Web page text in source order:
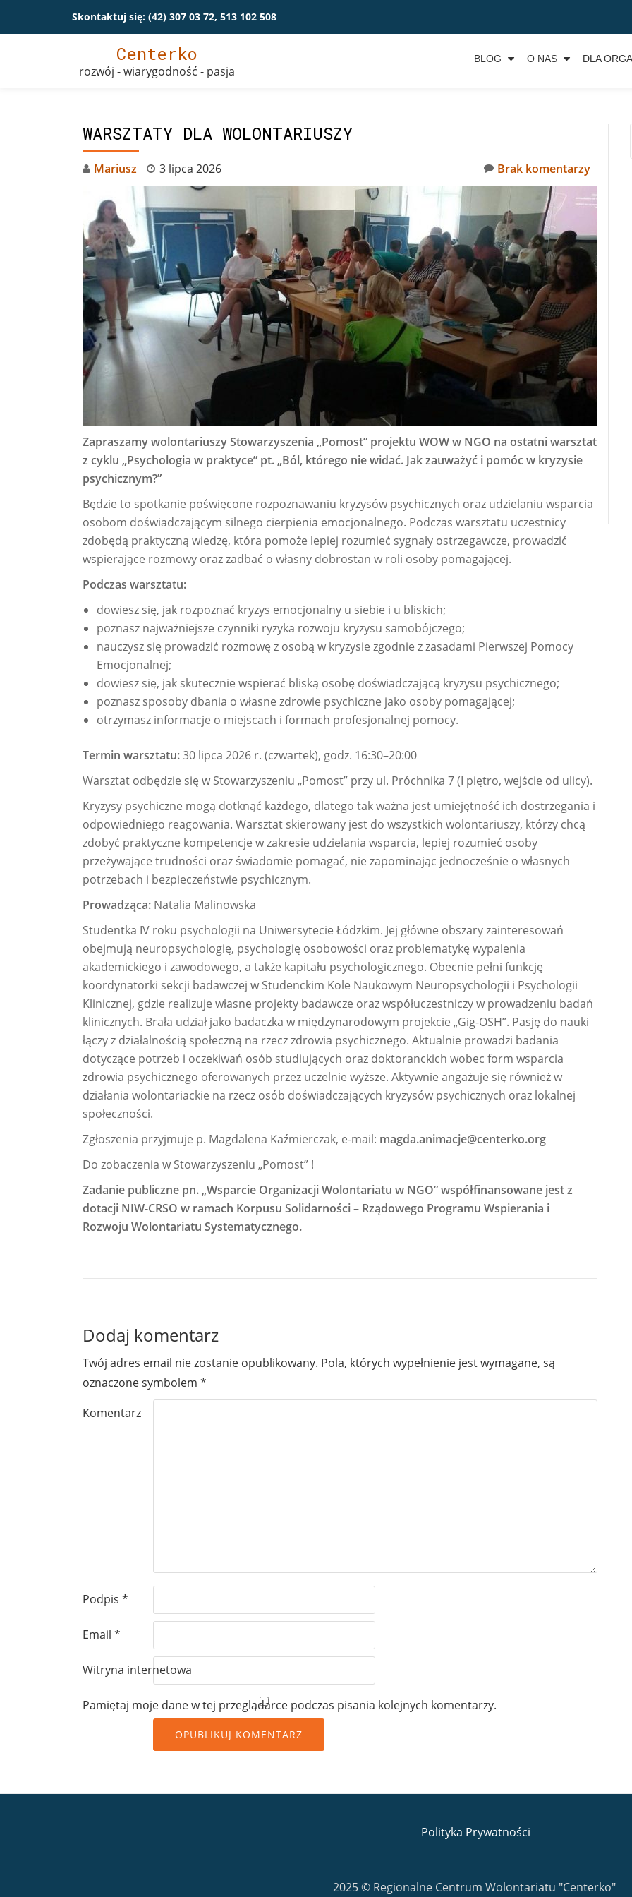
Przeskocz
Skontaktuj się: (42) 307 03 72, 513 102 508
Centerko
rozwój - wiarygodność - pasja
BLOG O NAS DLA
WARSZTATY DLA WOLONTARIUSZY
Mariusz 3 lipca 2026 Brak komentarzy
Zapraszamy wolontariuszy Stowarzyszenia „Pomost” projektu WOW w NGO na ostatni warsztat
z cyklu „Psychologia w praktyce” pt. „Ból, którego nie widać. Jak zauważyć i pomóc w kryzysie
psychicznym?”
Będzie to spotkanie poświęcone rozpoznawaniu kryzysów psychicznych oraz udzielaniu wsparcia
osobom doświadczającym silnego cierpienia emocjonalnego. Podczas warsztatu uczestnicy
zdobędą praktyczną wiedzę, która pomoże lepiej rozumieć sygnały ostrzegawcze, prowadzić
wspierające rozmowy oraz zadbać o własny dobrostan w roli osoby pomagającej.
Podczas warsztatu:
dowiesz się, jak rozpoznać kryzys emocjonalny u siebie i u bliskich;
poznasz najważniejsze czynniki ryzyka rozwoju kryzysu samobójczego;
nauczysz się prowadzić rozmowę z osobą w kryzysie zgodnie z zasadami Pierwszej Pomocy
Emocjonalnej;
dowiesz się, jak skutecznie wspierać bliską osobę doświadczającą kryzysu psychicznego;
poznasz sposoby dbania o własne zdrowie psychiczne jako osoby pomagającej;
otrzymasz informacje o miejscach i formach profesjonalnej pomocy.
Termin warsztatu:30 lipca 2026 r. (czwartek), godz. 16:30–20:00
Warsztat odbędzie się w Stowarzyszeniu „Pomost” przy ul. Próchnika 7 (I piętro, wejście od ulicy).
Kryzysy psychiczne mogą dotknąć każdego, dlatego tak ważna jest umiejętność ich dostrzegania i
odpowiedniego reagowania. Warsztat skierowany jest do wszystkich wolontariuszy, którzy chcą
zdobyć praktyczne kompetencje w zakresie udzielania wsparcia, lepiej rozumieć osoby
przeżywające trudności oraz świadomie pomagać, nie zapominając jednocześnie o własnych
potrzebach i bezpieczeństwie psychicznym.
Prowadząca: Natalia Malinowska
Studentka IV roku psychologii na Uniwersytecie Łódzkim. Jej główne obszary zainteresowań
obejmują neuropsychologię, psychologię osobowości oraz problematykę wypalenia
akademickiego i zawodowego, a także kapitału psychologicznego. Obecnie pełni funkcję
koordynatorki sekcji badawczej w Studenckim Kole Naukowym Neuropsychologii i Psychologii
Klinicznej, gdzie realizuje własne projekty badawcze oraz współuczestniczy w prowadzeniu badań
klinicznych. Brała udział jako badaczka w międzynarodowym projekcie „Gig-OSH”. Pasję do nauki
łączy z działalnością społeczną na rzecz zdrowia psychicznego. Aktualnie prowadzi badania
dotyczące potrzeb i oczekiwań osób studiujących oraz doktoranckich wobec form wsparcia
zdrowia psychicznego oferowanych przez uczelnie wyższe. Aktywnie angażuje się również w
działania wolontariackie na rzecz osób doświadczających kryzysów psychicznych oraz lokalnej
społeczności.
Zgłoszenia przyjmuje p. Magdalena Kaźmierczak, e-mail: magda.animacje@centerko.org
Do zobaczenia w Stowarzyszeniu „Pomost” !
Zadanie publiczne pn. „Wsparcie Organizacji Wolontariatu w NGO” współfinansowane jest z
dotacji NIW-CRSO w ramach Korpusu Solidarności – Rządowego Programu Wspierania i
Rozwoju Wolontariatu Systematycznego.
Dodaj komentarz
Twój adres email nie zostanie opublikowany. Pola, których wypełnienie jest wymagane, są
oznaczone symbolem *
Komentarz
Podpis *
Email *
Witryna internetowa
Pamiętaj moje dane w tej przeglądarce podczas pisania kolejnych komentarzy.
Polityka Prywatności
2025 © Regionalne Centrum Wolontariatu "Centerko"